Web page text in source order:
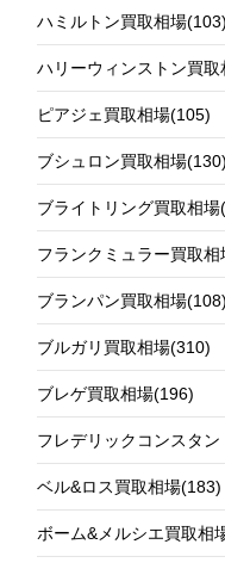
ハミルトン買取相場(103)
ハリーウィンストン買取
ピアジェ買取相場(105)
ブシュロン買取相場(130)
ブライトリング買取相場
フランクミュラー買取相
ブランパン買取相場(108)
ブルガリ買取相場(310)
ブレゲ買取相場(196)
フレデリックコンスタ
ベル&ロス買取相場(183)
ボーム&メルシエ買取相